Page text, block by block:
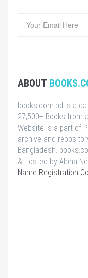
ABOUT
books.com.bd is a
27,500+ Books from
Website is a part of
archive and
Bangladesh.
& Hosted by Alpha
Name Registration